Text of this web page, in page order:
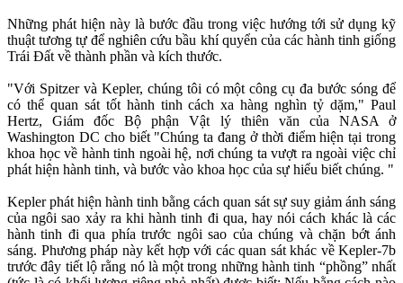
Những phát hiện này là bước đầu trong việc hướng tới sử dụng kỹ
thuật tương tự để nghiên cứu bầu khí quyển của các hành tinh giống
Trái Đất về thành phần và kích thước.
"Với Spitzer và Kepler, chúng tôi có một công cụ đa bước sóng để
có thể quan sát tốt hành tinh cách xa hàng nghìn tỷ dặm," Paul
Hertz, Giám đốc Bộ phận Vật lý thiên văn của NASA ở
Washington DC cho biết "Chúng ta đang ở thời điểm hiện tại trong
khoa học về hành tinh ngoài hệ, nơi chúng ta vượt ra ngoài việc chỉ
phát hiện hành tinh, và bước vào khoa học của sự hiểu biết chúng. "
Kepler phát hiện hành tinh bằng cách quan sát sự suy giảm ánh sáng
của ngôi sao xảy ra khi hành tinh đi qua, hay nói cách khác là các
hành tinh đi qua phía trước ngôi sao của chúng và chặn bớt ánh
sáng. Phương pháp này kết hợp với các quan sát khác về Kepler-7b
trước đây tiết lộ rằng nó là một trong những hành tinh “phồng” nhất